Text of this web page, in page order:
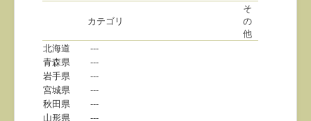
カテゴリ
そ
の
他
北海道
---
青森県
---
岩手県
---
宮城県
---
秋田県
---
山形県
---